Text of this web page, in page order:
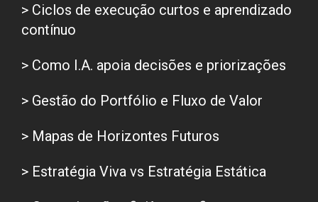
> Ciclos de execução curtos e aprendizado
contínuo
> Como I.A. apoia decisões e priorizações
> Gestão do Portfólio e Fluxo de Valor
> Mapas de Horizontes Futuros
> Estratégia Viva vs Estratégia Estática